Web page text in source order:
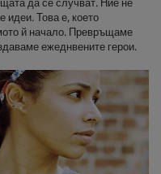
идеи. Това е, което
й начало. Превръщаме
ежеднвените герои.